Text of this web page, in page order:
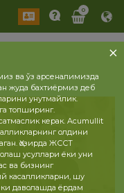
0
ва ўз арсеналимизда
жуда бахтиёрмиз деб
унутмайлик.
топширинг.
керак. Acumullit
олдини
Ҳозирда ЖССТ
усуллари ёки уни
ва бизнинг
касалликларни, шу
даволашда ёрдам